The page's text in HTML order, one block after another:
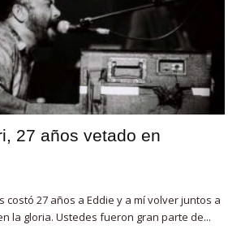
27 años vetado en
costó 27 años a Eddie y a mí volver juntos a
la gloria. Ustedes fueron gran parte de...